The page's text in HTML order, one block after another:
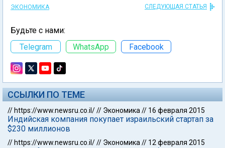
ЭКОНОМИКА СЛЕДУЮЩАЯ СТАТЬЯ
Будьте с нами:
Telegram
WhatsApp Facebook
ССЫЛКИ ПО ТЕМЕ
// https://www.newsru.co.il/// Экономика // 16 февраля 2015
Индийская компания покупает израильский стартап за
$230 миллионов
// https://www.newsru.co.il/// Экономика // 12 февраля 2015